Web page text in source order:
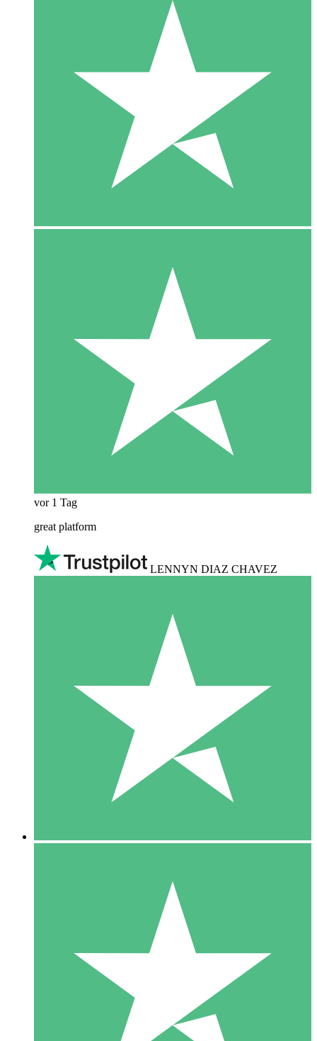
vor 1 Tag
great platform
LENNYN DIAZ CHAVEZ